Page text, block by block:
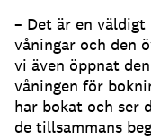
– Det är en
våningar och den
vi även öppnat
våningen för
har bokat och ser
de tillsammans